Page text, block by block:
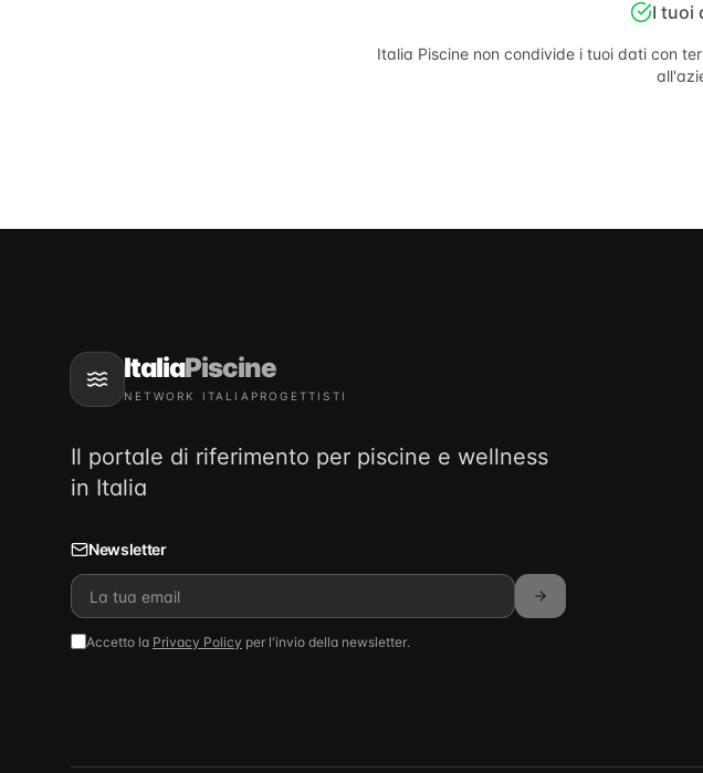
I tuoi
Italia Piscine non condivide i tuoi dati con
ItaliaPiscine
NETWORK ITALIAPROGETTISTI
Il portale di riferimento per piscine e wellness
in Italia
Newsletter
Accetto la Privacy Policy per l'invio della newsletter.